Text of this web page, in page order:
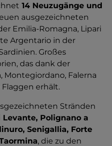
14 Neuzugänge und
ausgezeichneten
Emilia-Romagna, Lipari
Argentario in der
Großes
das dank der
Montegiordano, Falerna
erhält.
Stränden
Levante, Polignano a
Senigallia, Forte
, die zu den